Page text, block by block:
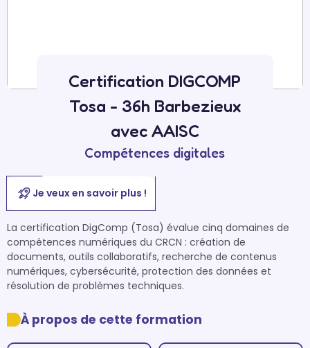
Certification DIGCOMP
Tosa - 36h Barbezieux
avec AAISC
Compétences digitales
Je veux en savoir plus !
La certification DigComp (Tosa) évalue cinq domaines de
compétences numériques du CRCN : création de
documents, outils collaboratifs, recherche de contenus
numériques, cybersécurité, protection des données et
résolution de problèmes techniques.
À propos de cette formation